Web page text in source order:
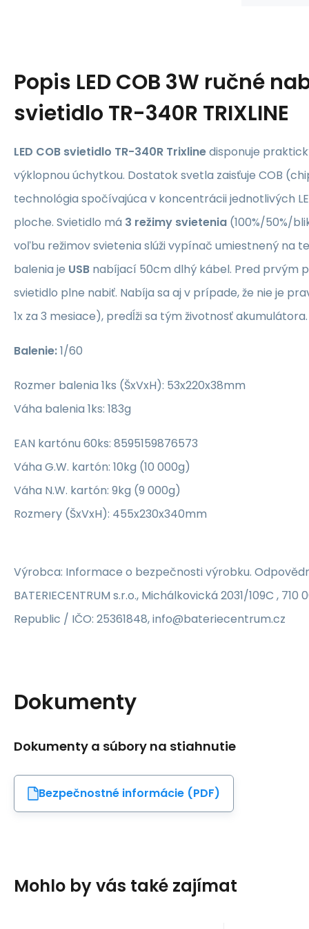
Popis LED COB 3W ručné
svietidlo TR-340R TRIXLINE
LED COB svietidlo TR-340R Trixlinedisponuje
výklopnou úchytkou. Dostatok svetla zaisťuje COB
technológia spočívajúca v koncentrácii jednotlivých
ploche. Svietidlo má 3 režimy svietenia (100%/50%/
voľbu režimov svietenia slúži vypínač umiestnený na
balenia je USB nabíjací 50cm dlhý kábel. Pred prvým
svietidlo plne nabiť. Nabíja sa aj v prípade, že nie je
1x za 3 mesiace), predĺži sa tým životnosť
Balenie:1/60
Rozmer balenia 1ks (ŠxVxH): 53x220x38mm
Váha balenia 1ks: 183g
EAN kartónu 60ks: 8595159876573
Váha G.W. kartón: 10kg (10 000g)
Váha N.W. kartón: 9kg (9 000g)
Rozmery (ŠxVxH): 455x230x340mm
Výrobca: Informace o bezpečnosti výrobku.
BATERIECENTRUM s.r.o., Michálkovická 2031/109C ,
Republic / IČO: 25361848, info@bateriecentrum.cz
Dokumenty
Dokumenty a súbory na stiahnutie
Bezpečnostné informácie (PDF)
Mohlo by vás také zajímat